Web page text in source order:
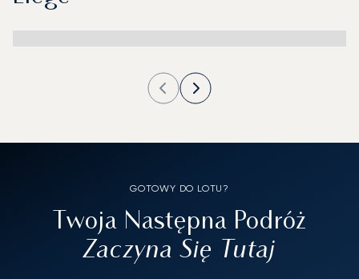
GOTOWY DO LOTU?
Twoja Następna Podróż
Zaczyna Się Tutaj